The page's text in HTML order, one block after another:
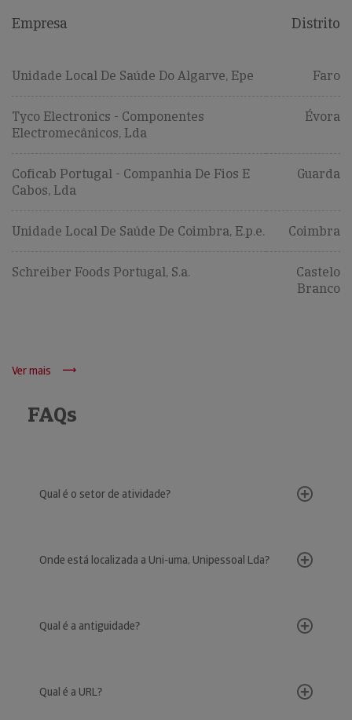
Empresa Distrito
Unidade Local De Saúde Do Algarve, Epe Faro
Tyco Electronics - Componentes
Electromecânicos, Lda
Évora
Coficab Portugal - Companhia De Fios E
Cabos, Lda
Guarda
Unidade Local De Saúde De Coimbra, E.p.e. Coimbra
Schreiber Foods Portugal, S.a.
Castelo
Branco
Ver mais
FAQs
Qual é o setor de atividade?
Onde está localizada a Uni-uma, Unipessoal Lda?
Qual é a antiguidade?
Qual é a URL?